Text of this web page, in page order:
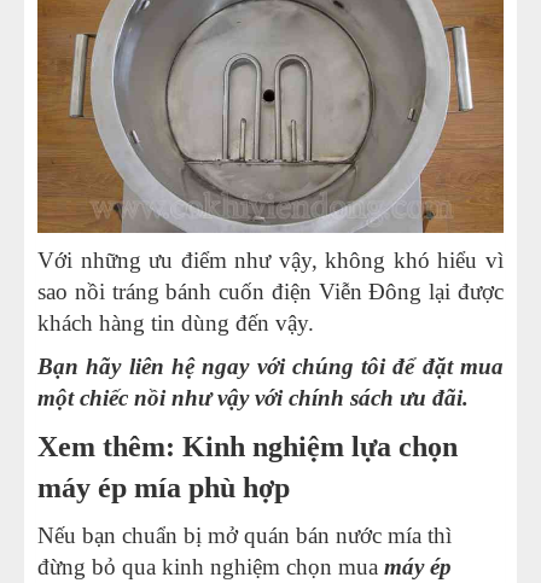
Với những ưu điểm như vậy, không khó hiểu vì
sao nồi tráng bánh cuốn điện Viễn Đông lại được
khách hàng tin dùng đến vậy.
Bạn hãy liên hệ ngay với chúng tôi để đặt mua
một chiếc nồi như vậy với chính sách ưu đãi.
Xem thêm: Kinh nghiệm lựa chọn
máy ép mía phù hợp
Nếu bạn chuẩn bị mở quán bán nước mía thì
đừng bỏ qua kinh nghiệm chọn mua máy ép